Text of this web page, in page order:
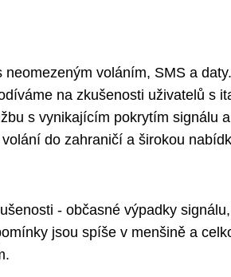
voláním, SMS a daty.
na zkušenosti uživatelů s
s vynikajícím pokrytím signálu a
do zahraničí a širokou
- občasné výpadky signálu,
jsou spíše v menšině a